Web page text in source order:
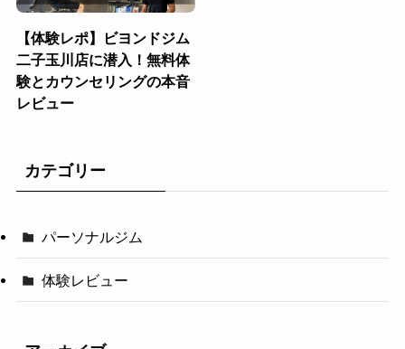
【体験レポ】ビヨンドジム
二子玉川店に潜入！無料体
験とカウンセリングの本音
レビュー
カテゴリー
パーソナルジム
体験レビュー